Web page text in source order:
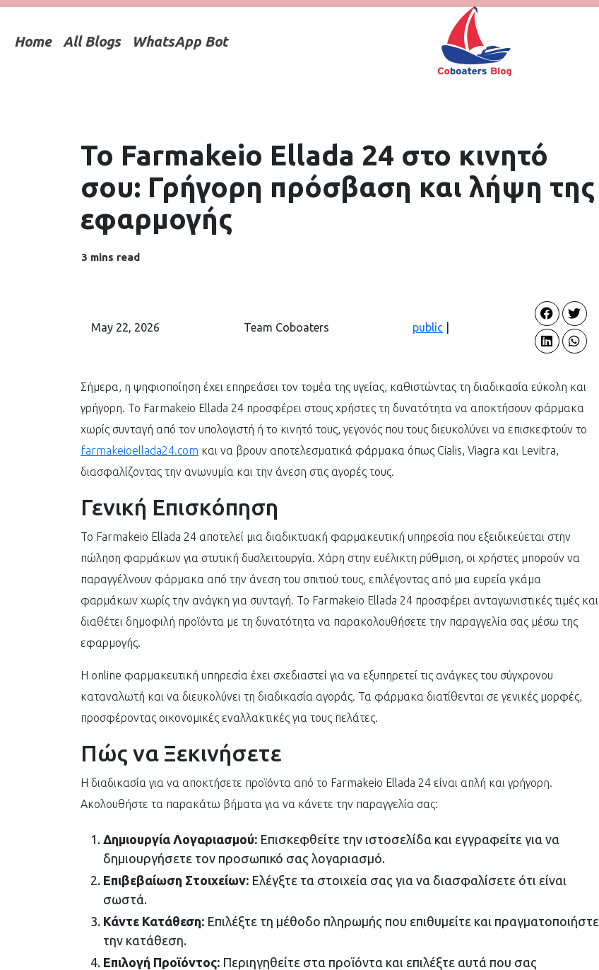
Home All Blogs WhatsApp Bot
Το Farmakeio Ellada 24 στο κινητό
σου: Γρήγορη πρόσβαση και λήψη της
εφαρμογής
May 22, 2026 Team Coboaters public
Σήμερα, η ψηφιοποίηση έχει επηρεάσει τον τομέα της υγείας, καθιστώντας τη διαδικασία εύκολη και
γρήγορη. Το Farmakeio Ellada 24 προσφέρει στους χρήστες τη δυνατότητα να αποκτήσουν φάρμακα
χωρίς συνταγή από τον υπολογιστή ή το κινητό τους, γεγονός που τους διευκολύνει να επισκεφτούν το
farmakeioellada24.com και να βρουν αποτελεσματικά φάρμακα όπως Cialis, Viagra και Levitra,
διασφαλίζοντας την ανωνυμία και την άνεση στις αγορές τους.
Γενική Επισκόπηση
Το Farmakeio Ellada 24 αποτελεί μια διαδικτυακή φαρμακευτική υπηρεσία που εξειδικεύεται στην
πώληση φαρμάκων για στυτική δυσλειτουργία. Χάρη στην ευέλικτη ρύθμιση, οι χρήστες μπορούν να
παραγγέλνουν φάρμακα από την άνεση του σπιτιού τους, επιλέγοντας από μια ευρεία γκάμα
φαρμάκων χωρίς την ανάγκη για συνταγή. Το Farmakeio Ellada 24 προσφέρει ανταγωνιστικές τιμές και
διαθέτει δημοφιλή προϊόντα με τη δυνατότητα να παρακολουθήσετε την παραγγελία σας μέσω της
εφαρμογής.
Η online φαρμακευτική υπηρεσία έχει σχεδιαστεί για να εξυπηρετεί τις ανάγκες του σύγχρονου
καταναλωτή και να διευκολύνει τη διαδικασία αγοράς. Τα φάρμακα διατίθενται σε γενικές μορφές,
προσφέροντας οικονομικές εναλλακτικές για τους πελάτες.
Πώς να Ξεκινήσετε
Η διαδικασία για να αποκτήσετε προϊόντα από το Farmakeio Ellada 24 είναι απλή και γρήγορη.
Ακολουθήστε τα παρακάτω βήματα για να κάνετε την παραγγελία σας:
Δημιουργία Λογαριασμού: Επισκεφθείτε την ιστοσελίδα και εγγραφείτε για να
δημιουργήσετε τον προσωπικό σας λογαριασμό.
Επιβεβαίωση Στοιχείων: Ελέγξτε τα στοιχεία σας για να διασφαλίσετε ότι είναι
σωστά.
Κάντε Κατάθεση: Επιλέξτε τη μέθοδο πληρωμής που επιθυμείτε και πραγματοποιήστε
την κατάθεση.
Επιλογή Προϊόντος: Περιηγηθείτε στα προϊόντα και επιλέξτε αυτά που σας